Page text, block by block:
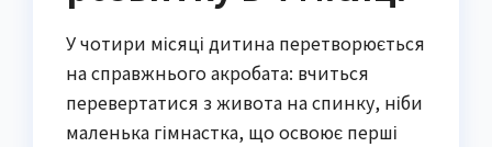
У чотири місяці дитина перетворюється
на справжнього акробата: вчиться
перевертатися з живота на спинку, ніби
маленька гімнастка, що освоює перші